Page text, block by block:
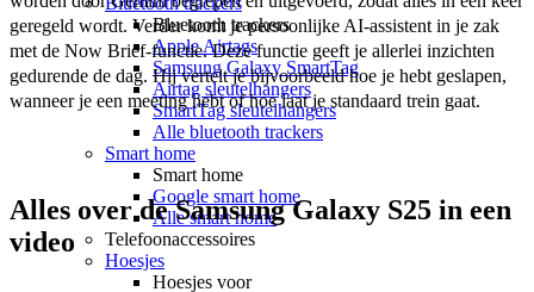
Bluetooth trackers
Apple Airtags
Samsung Galaxy SmartTag
Airtag sleutelhangers
SmartTag sleutelhangers
Alle bluetooth trackers
Smart home
Smart home
Google smart home
Alle smart home
Telefoonaccessoires
Hoesjes
Hoesjes voor
geregeld wordt. Verder komt je persoonlijke AI-assistent in je zak
met de Now Brief-functie. Deze functie geeft je allerlei inzichten
gedurende de dag. Hij vertelt je bijvoorbeeld hoe je hebt geslapen,
wanneer je een meeting hebt of hoe laat je standaard trein gaat.
Alles over de Samsung Galaxy S25 in een
video